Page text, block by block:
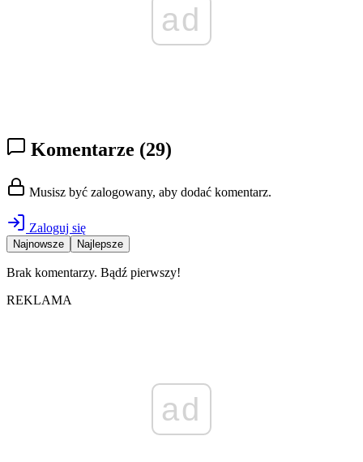
ad
Komentarze (29)
Musisz być zalogowany, aby dodać komentarz.
Zaloguj się
Najnowsze Najlepsze
Brak komentarzy. Bądź pierwszy!
REKLAMA
ad